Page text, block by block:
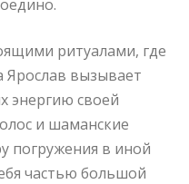
ритуалами, где
вызывает
энергию своей
и шаманские
погружения в иной
частью большой